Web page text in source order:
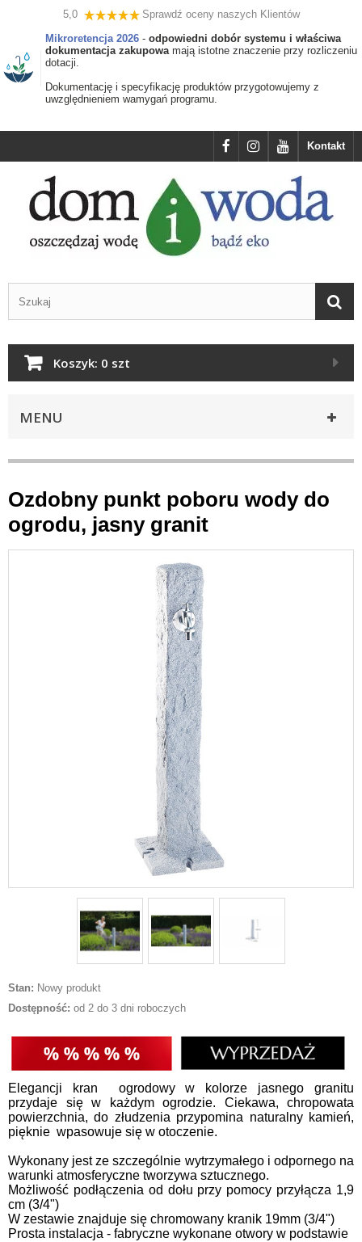
5,0
Sprawdź oceny naszych Klientów
Mikroretencja 2026 - odpowiedni dobór systemu i właściwa
dokumentacja zakupowamają istotne znaczenie przy rozliczeniu
dotacji.
Dokumentację i specyfikację produktów przygotowujemy z
uwzględnieniem wamygań programu.
Kontakt
Koszyk: 0 szt
MENU
Ozdobny punkt poboru wody do
ogrodu, jasny granit
Stan: Nowy produkt
Dostępność: od 2 do 3 dni roboczych
Elegancji kran ogrodowy w kolorze jasnego granitu
przydaje się w każdym ogrodzie. Ciekawa, chropowata
powierzchnia, do złudzenia przypomina naturalny kamień,
pięknie wpasowuje się w otoczenie.
Wykonany jest ze szczególnie wytrzymałego i odpornego na
warunki atmosferyczne tworzywa sztucznego.
Możliwość podłączenia od dołu przy pomocy przyłącza 1,9
cm (3/4")
W zestawie znajduje się chromowany kranik 19mm (3/4")
Prosta instalacja - fabryczne wykonane otwory w podstawie